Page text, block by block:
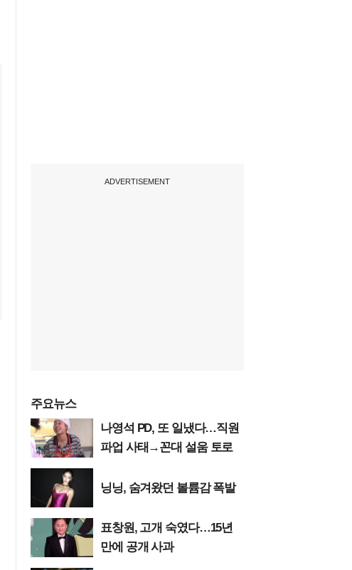
ADVERTISEMENT
주요뉴스
나영석 PD, 또 일냈다…직원
파업 사태→꼰대 설움 토로
닝닝, 숨겨왔던 볼륨감 폭발
표창원, 고개 숙였다…15년
만에 공개 사과